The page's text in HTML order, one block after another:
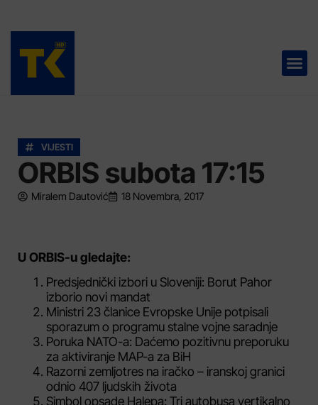
VIJESTI
ORBIS subota 17:15
Miralem Dautović 18 Novembra, 2017
U ORBIS-u gledajte:
Predsjednički izbori u Sloveniji: Borut Pahor
izborio novi mandat
Ministri 23 članice Evropske Unije potpisali
sporazum o programu stalne vojne saradnje
Poruka NATO-a: Daćemo pozitivnu preporuku
za aktiviranje MAP-a za BiH
Razorni zemljotres na iračko – iranskoj granici
odnio 407 ljudskih života
Simbol opsade Halepa: Tri autobusa vertikalno